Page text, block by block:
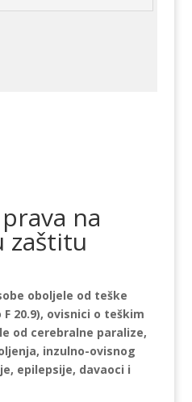
na
zaštitu
oboljele od teške
20.9), ovisnici o teškim
od cerebralne paralize,
inzulno-ovisnog
epilepsije, davaoci i